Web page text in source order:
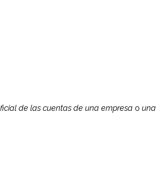
de las cuentas de una empresa o una